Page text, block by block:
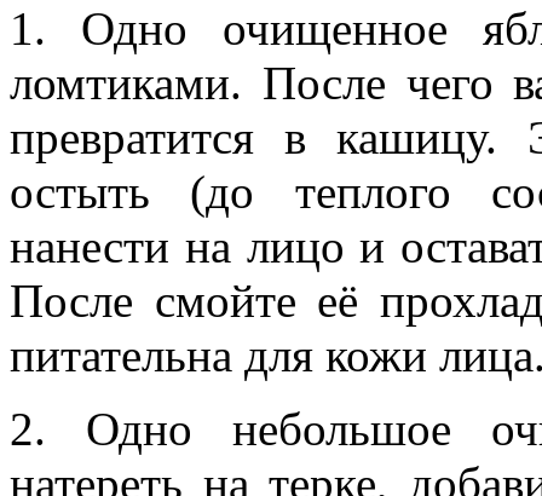
1. Одно очищенное
ломтиками. После чего
превратится в кашицу.
остыть (до теплого
нанести на лицо и
После смойте её
питательна для кожи
2. Одно небольшое
натереть на терке,